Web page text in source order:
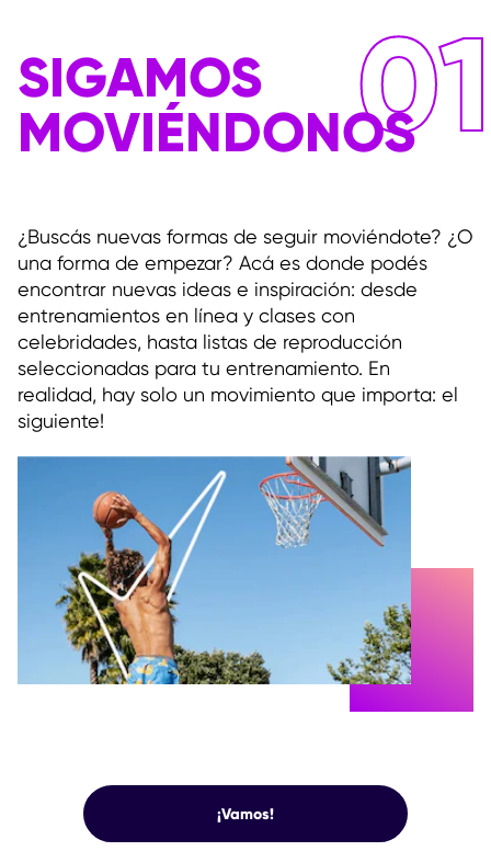
01
SIGAMOS
MOVIÉNDONOS
¿Buscás nuevas formas de seguir moviéndote? ¿O
una forma de empezar? Acá es donde podés
encontrar nuevas ideas e inspiración: desde
entrenamientos en línea y clases con
celebridades, hasta listas de reproducción
seleccionadas para tu entrenamiento. En
realidad, hay solo un movimiento que importa: el
siguiente!
¡Vamos!